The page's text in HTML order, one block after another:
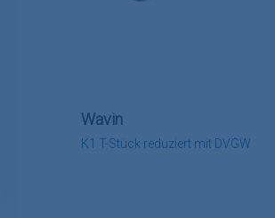
K1 T-Stück reduziert mit DVGW
Wavin